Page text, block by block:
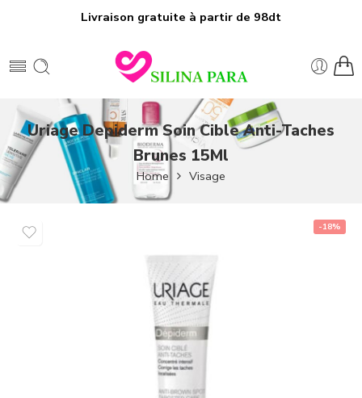
Livraison gratuite à partir de 98dt
Uriage Depiderm Soin Cible Anti-Taches
Brunes 15Ml
Home Visage
-18%